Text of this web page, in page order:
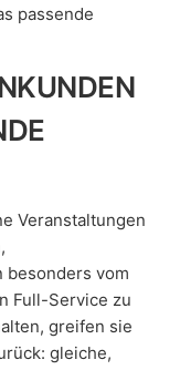
passende
Veranstaltungen
besonders vom
Full-Service zu
greifen sie
gleiche,